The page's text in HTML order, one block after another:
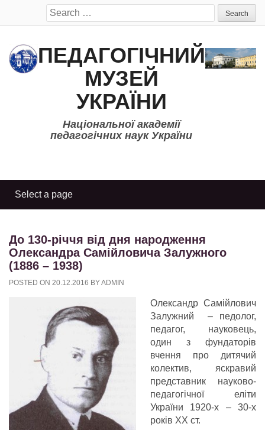
Search
for:
ПЕДАГОГІЧНИЙ
МУЗЕЙ
УКРАЇНИ
Національної академії
педагогічних наук України
До 130-річчя від дня народження
Олександра Самійловича Залужного
(1886 – 1938)
POSTED ON 20.12.2016 BYADMIN
Олександр Самійлович
Залужний – педолог,
педагог, науковець,
один з фундаторів
вчення про дитячий
колектив, яскравий
представник науково-
педагогічної еліти
України 1920-х – 30-х
років ХХ ст.